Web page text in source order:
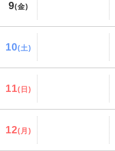
9(金)
10(土)
11(日)
12(月)